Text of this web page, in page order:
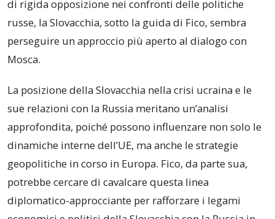
di rigida opposizione nei confronti delle politiche
russe, la Slovacchia, sotto la guida di Fico, sembra
perseguire un approccio più aperto al dialogo con
Mosca.
La posizione della Slovacchia nella crisi ucraina e le
sue relazioni con la Russia meritano un’analisi
approfondita, poiché possono influenzare non solo le
dinamiche interne dell’UE, ma anche le strategie
geopolitiche in corso in Europa. Fico, da parte sua,
potrebbe cercare di cavalcare questa linea
diplomatico-approcciante per rafforzare i legami